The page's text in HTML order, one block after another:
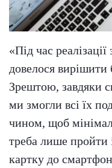
«Під час
довелося вирішити
Зрештою, завдяки
ми змогли всі їх
чином, щоб
треба лише пройти
картку до